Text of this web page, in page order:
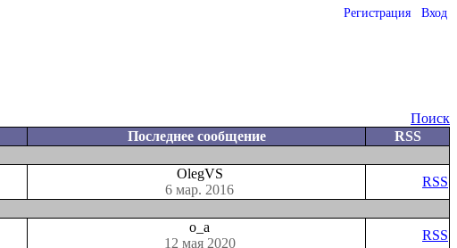
Регистрация Вход
Поиск
Последнее сообщение
RSS
OlegVS
6 мар. 2016
RSS
o_a
12 мая 2020
RSS